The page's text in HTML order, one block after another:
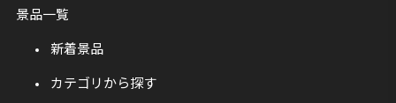
景品一覧
新着景品
カテゴリから探す